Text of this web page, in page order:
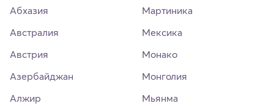
Абхазия
Австралия
Австрия
Азербайджан
Алжир
Мартиника
Мексика
Монако
Монголия
Мьянма